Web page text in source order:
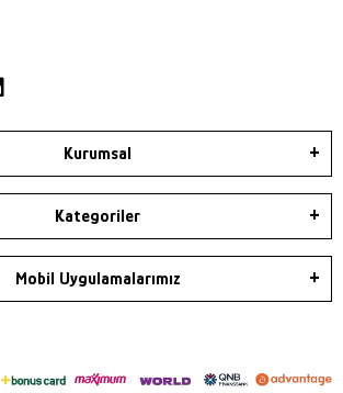
Kurumsal
Kategoriler
Mobil Uygulamalarımız